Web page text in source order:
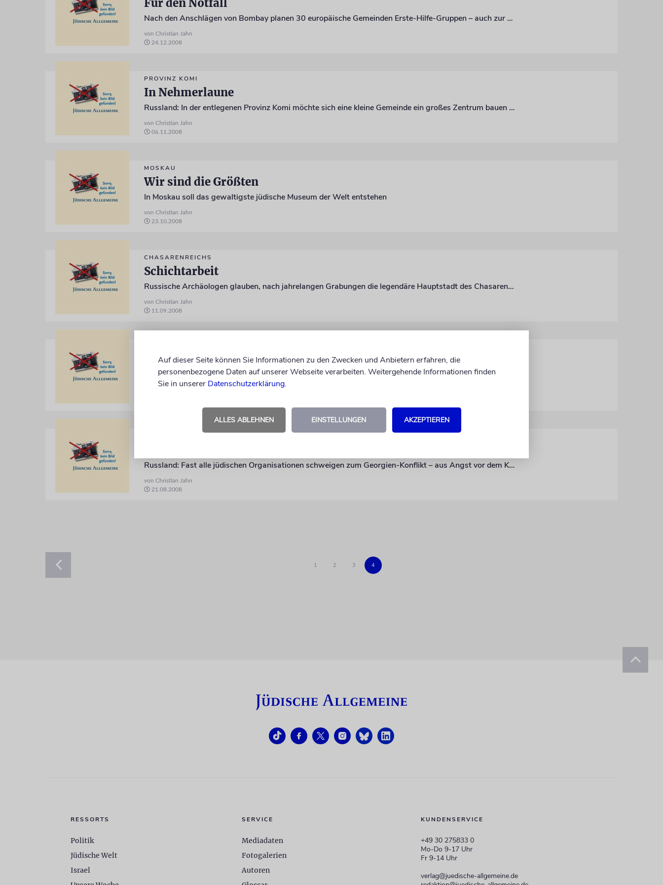
Für den Notfall
Nach den Anschlägen von Bombay planen 30 europäische Gemeinden Erste-Hilfe-Gruppen – auch zur Selbstverteidigung
von Christian Jahn
24.12.2008
PROVINZ KOMI
In Nehmerlaune
Russland: In der entlegenen Provinz Komi möchte sich eine kleine Gemeinde ein großes Zentrum bauen – mit ausländischen Spenden
von Christian Jahn
06.11.2008
MOSKAU
Wir sind die Größten
In Moskau soll das gewaltigste jüdische Museum der Welt entstehen
von Christian Jahn
23.10.2008
CHASARENREICHS
Schichtarbeit
Russische Archäologen glauben, nach jahrelangen Grabungen die legendäre Hauptstadt des Chasarenreichs gefunden zu haben
von Christian Jahn
11.09.2008
Stunde null
Russland: Fast alle jüdischen Organisationen schweigen zum Georgien-Konflikt – aus Angst vor dem Kreml?
von Christian Jahn
21.08.2008
1 2 3 4
KUNDENSERVICE
+49 30 275833 0
Mo-Do 9-17 Uhr
Fr 9-14 Uhr
verlag@juedische-allgemeine.de
RESSORTS
Politik
Jüdische Welt
Israel
SERVICE
Mediadaten
Fotogalerien
Autoren
Auf dieser Seite können Sie Informationen zu den Zwecken und Anbietern erfahren, die
personenbezogene Daten auf unserer Webseite verarbeiten. Weitergehende Informationen finden
Sie in unserer Datenschutzerklärung.
ALLES ABLEHNEN EINSTELLUNGEN AKZEPTIEREN